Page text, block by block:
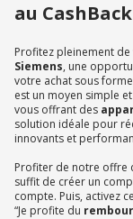
au
Profitez pleinement
Siemens, une
votre achat sous
est un moyen simple
vous offrant des
solution idéale pour
innovants et
Profiter de notre offre
suffit de créer un
compte. Puis, activez
“Je profite du